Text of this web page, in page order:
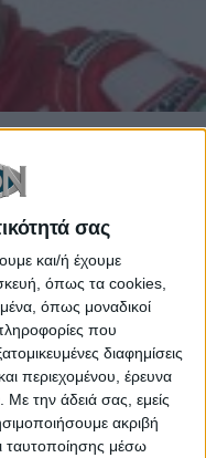
σας
και/ή έχουμε
όπως τα cookies,
όπως μοναδικοί
που
διαφημίσεις
περιεχομένου, έρευνα
Με την άδειά σας, εμείς
ακριβή
ταυτοποίησης μέσω
8
upon-Severn της
F1, Nigel